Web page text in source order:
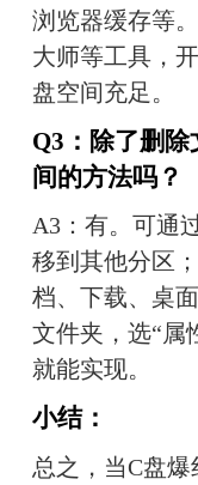
浏览器缓存等
大师等工具，
盘空间充足。
Q3：除了删
间的方法吗？
A3：有。可通
移到其他分区
档、下载、桌
文件夹，选“属
就能实现。
小结：
总之，当C盘爆